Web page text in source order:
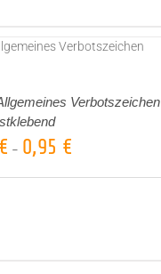
Verbotszeichen
€ – 0,95 €
WÄHLEN